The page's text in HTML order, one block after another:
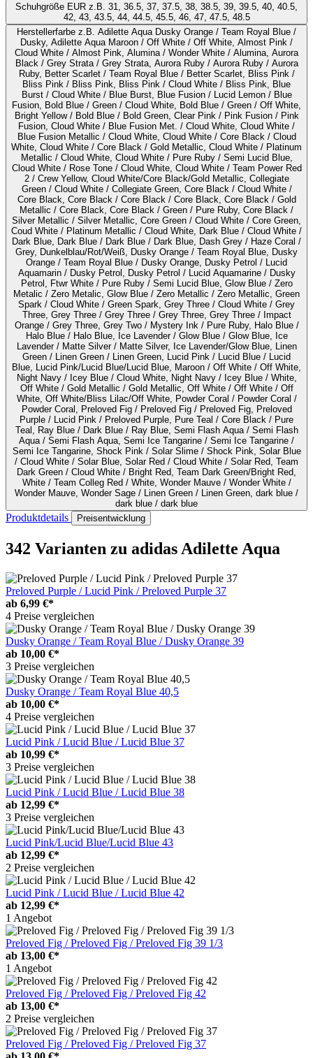
Schuhgröße EUR
42, 43, 43.5, 44, 44.5, 45.5, 46, 47, 47.5, 48.5
Herstellerfarbe
Dusky, Adilette Aqua Maroon / Off White / Off White, Almost Pink /
Cloud White / Almost Pink, Alumina / Wonder White / Alumina, Aurora
Black / Grey Strata / Grey Strata, Aurora Ruby / Aurora Ruby / Aurora
Ruby, Better Scarlet / Team Royal Blue / Better Scarlet, Bliss Pink /
Bliss Pink / Bliss Pink, Bliss Pink / Cloud White / Bliss Pink, Blue
Burst / Cloud White / Blue Burst, Blue Fusion / Lucid Lemon / Blue
Fusion, Bold Blue / Green / Cloud White, Bold Blue / Green / Off White,
Bright Yellow / Bold Blue / Bold Green, Clear Pink / Pink Fusion / Pink
Fusion, Cloud White / Blue Fusion Met. / Cloud White, Cloud White /
Blue Fusion Metallic / Cloud White, Cloud White / Core Black / Cloud
White, Cloud White / Core Black / Gold Metallic, Cloud White / Platinum
Metallic / Cloud White, Cloud White / Pure Ruby / Semi Lucid Blue,
Cloud White / Rose Tone / Cloud White, Cloud White / Team Power Red
2 / Crew Yellow, Cloud White/Core Black/Gold Metallic, Collegiate
Green / Cloud White / Collegiate Green, Core Black / Cloud White /
Core Black, Core Black / Core Black / Core Black, Core Black / Gold
Metallic / Core Black, Core Black / Green / Pure Ruby, Core Black /
Silver Metallic / Silver Metallic, Core Green / Cloud White / Core Green,
Coud White / Platinum Metallic / Cloud White, Dark Blue / Cloud White /
Dark Blue, Dark Blue / Dark Blue / Dark Blue, Dash Grey / Haze Coral /
Grey, Dunkelblau/Rot/Weiß, Dusky Orange / Team Royal Blue, Dusky
Orange / Team Royal Blue / Dusky Orange, Dusky Petrol / Lucid
Aquamarin / Dusky Petrol, Dusky Petrol / Lucid Aquamarine / Dusky
Petrol, Ftwr White / Pure Ruby / Semi Lucid Blue, Glow Blue / Zero
Metalic / Zero Metalic, Glow Blue / Zero Metallic / Zero Metallic, Green
Spark / Cloud White / Green Spark, Grey Three / Cloud White / Grey
Three, Grey Three / Grey Three / Grey Three, Grey Three / Impact
Orange / Grey Three, Grey Two / Mystery Ink / Pure Ruby, Halo Blue /
Halo Blue / Halo Blue, Ice Lavender / Glow Blue / Glow Blue, Ice
Lavender / Matte Silver / Matte Silver, Ice Lavender/Glow Blue, Linen
Green / Linen Green / Linen Green, Lucid Pink / Lucid Blue / Lucid
Blue, Lucid Pink/Lucid Blue/Lucid Blue, Maroon / Off White / Off White,
Night Navy / Icey Blue / Cloud White, Night Navy / Icey Blue / White,
Off White / Gold Metallic / Gold Metallic, Off White / Off White / Off
White, Off White/Bliss Lilac/Off White, Powder Coral / Powder Coral /
Powder Coral, Preloved Fig / Preloved Fig / Preloved Fig, Preloved
Purple / Lucid Pink / Preloved Purple, Pure Teal / Core Black / Pure
Teal, Ray Blue / Dark Blue / Ray Blue, Semi Flash Aqua / Semi Flash
Aqua / Semi Flash Aqua, Semi Ice Tangarine / Semi Ice Tangarine /
Semi Ice Tangarine, Shock Pink / Solar Slime / Shock Pink, Solar Blue
/ Cloud White / Solar Blue, Solar Red / Cloud White / Solar Red, Team
Dark Green / Cloud White / Bright Red, Team Dark Green/Bright Red,
White / Team Colleg Red / White, Wonder Mauve / Wonder White /
Wonder Mauve, Wonder Sage / Linen Green / Linen Green, dark blue /
dark blue / dark blue
Produktdetails Preisentwicklung
342 Varianten zu adidas Adilette Aqua
Preloved Purple / Lucid Pink / Preloved Purple 37
ab 6,99 €*
4 Preise vergleichen
Dusky Orange / Team Royal Blue / Dusky Orange 39
ab 10,00 €*
3 Preise vergleichen
Dusky Orange / Team Royal Blue 40,5
ab 10,00 €*
4 Preise vergleichen
Lucid Pink / Lucid Blue / Lucid Blue 37
ab 10,99 €*
3 Preise vergleichen
Lucid Pink / Lucid Blue / Lucid Blue 38
ab 12,99 €*
3 Preise vergleichen
Lucid Pink/Lucid Blue/Lucid Blue 43
ab 12,99 €*
2 Preise vergleichen
Lucid Pink / Lucid Blue / Lucid Blue 42
ab 12,99 €*
1 Angebot
Preloved Fig / Preloved Fig / Preloved Fig 39 1/3
ab 13,00 €*
1 Angebot
Preloved Fig / Preloved Fig / Preloved Fig 42
ab 13,00 €*
2 Preise vergleichen
Preloved Fig / Preloved Fig / Preloved Fig 37